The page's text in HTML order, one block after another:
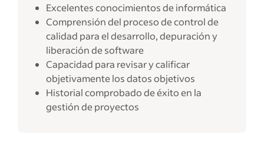
Excelentes conocimientos de informática
Comprensión del proceso de control de
calidad para el desarrollo, depuración y
liberación de software
Capacidad para revisar y calificar
objetivamente los datos objetivos
Historial comprobado de éxito en la
gestión de proyectos